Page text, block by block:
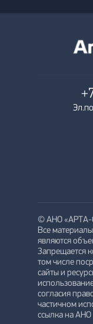
© АНО «АРТА-
Все
являются
Запрещается
том числе
сайты и
согласия
частичном
ссылка на